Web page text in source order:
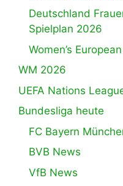
Deutschland
Spielplan 2026
Women’s
WM 2026
UEFA Nations
Bundesliga heute
FC Bayern
BVB News
VfB News